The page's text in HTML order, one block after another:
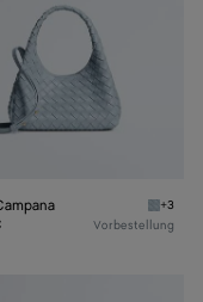
Glacial
+3
Vorbestellung